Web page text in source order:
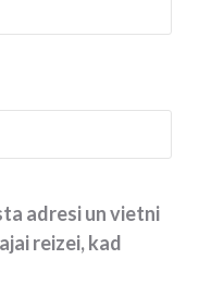
adresi un vietni
reizei, kad